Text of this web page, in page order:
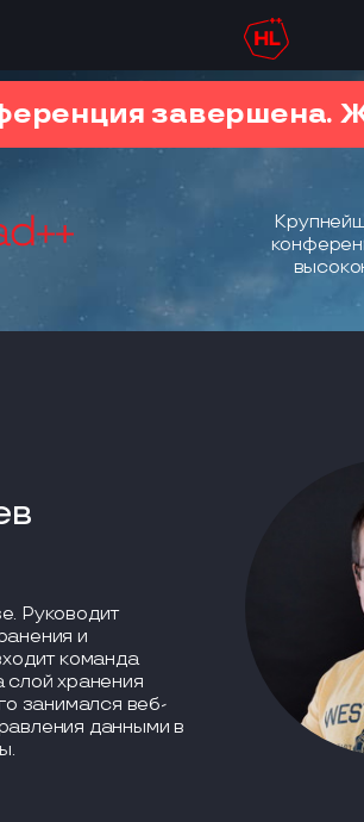
завершена.
Руководит
и
команда
хранения
занимался веб-
данными в